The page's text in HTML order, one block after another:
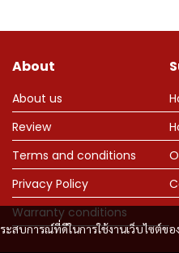
สบการณ์ที่ดีในการใช้งานเว็บไซต์ข
About
About us
Review
Terms and conditions
Privacy Policy
Warranty conditions